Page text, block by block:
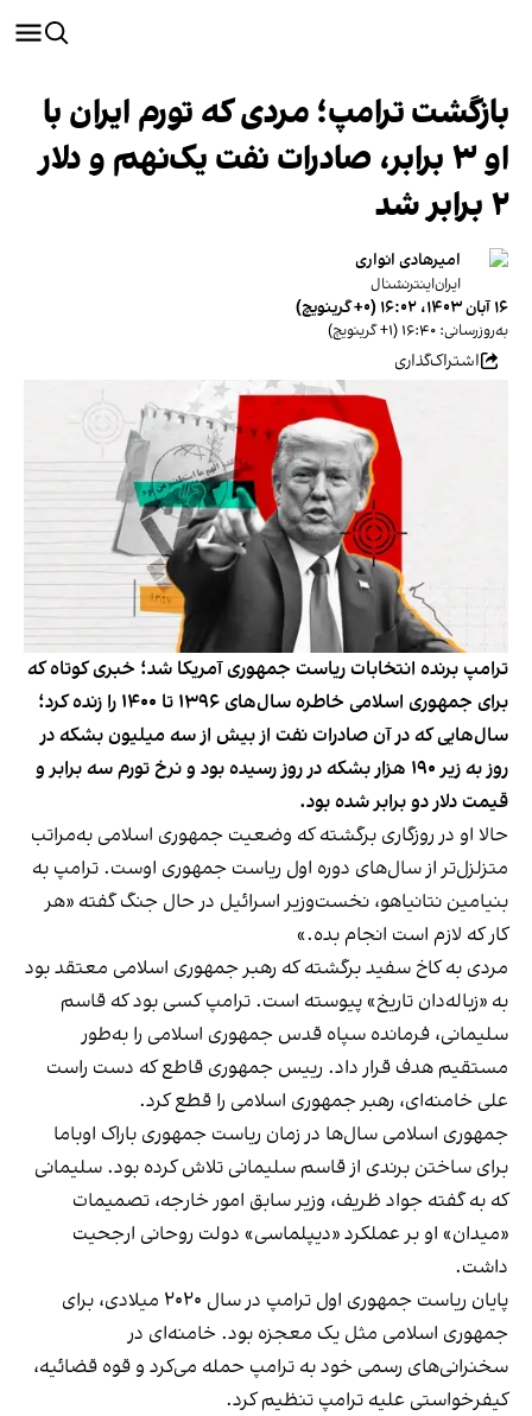
بازگشت ترامپ؛ مردی که تورم ایران با
او ۳ برابر، صادرات نفت یک‌نهم و دلار
۲ برابر شد
امیرهادی انواری
ایران‌اینترنشنال
۱۶ آبان ۱۴۰۳، ۱۶:۰۲ (‎+۰ گرینویچ)
به‌روزرسانی: ۱۶:۴۰ (‎+۱ گرینویچ)
اشتراک‌گذاری
ترامپ برنده انتخابات ریاست جمهوری آمریکا شد؛ خبری کوتاه که
برای جمهوری اسلامی خاطره سال‌های ۱۳۹۶ تا ۱۴۰۰ را زنده کرد؛
سال‌هایی که در آن صادرات نفت از بیش از سه میلیون بشکه در
روز به زیر ۱۹۰ هزار بشکه در روز رسیده بود و نرخ تورم سه برابر و
قیمت دلار دو برابر شده بود.
حالا او در روزگاری برگشته که وضعیت جمهوری اسلامی به‌مراتب
متزلزل‌تر از سال‌های دوره اول ریاست جمهوری اوست. ترامپ به
بنیامین نتانیاهو، نخست‌وزیر اسرائیل در حال جنگ گفته «هر
کار که لازم است انجام بده.»
مردی به کاخ سفید برگشته که رهبر جمهوری اسلامی معتقد بود
به «زباله‌دان تاریخ» پیوسته است. ترامپ کسی بود که قاسم
سلیمانی، فرمانده سپاه قدس جمهوری اسلامی را به‌طور
مستقیم هدف قرار داد. رییس جمهوری قاطع که دست راست
علی خامنه‌ای، رهبر جمهوری اسلامی را قطع کرد.
جمهوری اسلامی سال‌ها در زمان ریاست جمهوری باراک اوباما
برای ساختن برندی از قاسم سلیمانی تلاش کرده بود. سلیمانی
که به گفته جواد ظریف، وزیر سابق امور خارجه، تصمیمات
«میدان» او بر عملکرد «دیپلماسی» دولت روحانی ارجحیت
داشت.
پایان ریاست جمهوری اول ترامپ در سال ۲۰۲۰ میلادی، برای
جمهوری اسلامی مثل یک معجزه بود. خامنه‌ای در
سخنرانی‌های رسمی خود به ترامپ حمله می‌کرد و قوه قضائیه،
کیفرخواستی علیه ترامپ تنظیم کرد.